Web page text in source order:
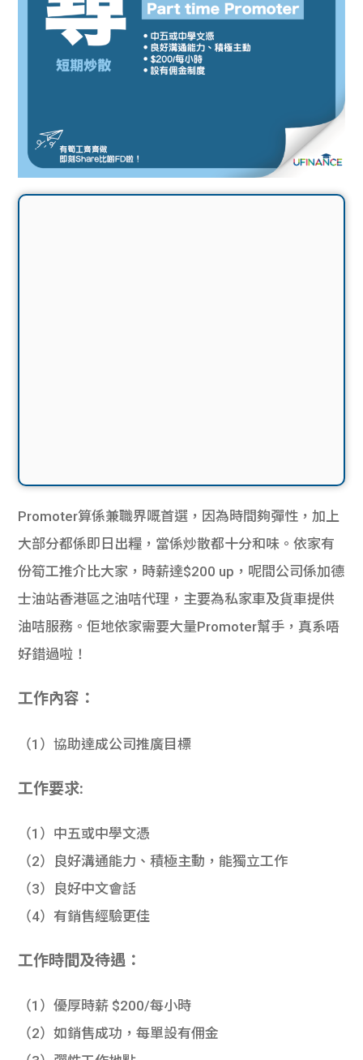
Promoter算係兼職界嘅首選，因為時間夠彈性，加上
大部分都係即日出糧，當係炒散都十分和味。依家有
份筍工推介比大家，時薪達$200 up，呢間公司係加德
士油站香港區之油咭代理，主要為私家車及貨車提供
油咭服務。佢地依家需要大量Promoter幫手，真系唔
好錯過啦！
工作內容：
（1）協助達成公司推廣目標
工作要求:
（1）中五或中學文憑
（2）良好溝通能力、積極主動，能獨立工作
（3）良好中文會話
（4）有銷售經驗更佳
工作時間及待遇：
（1）優厚時薪 $200/每小時
（2）如銷售成功，每單設有佣金